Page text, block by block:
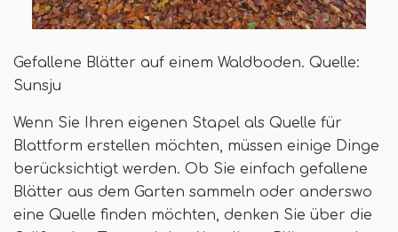
Gefallene Blätter auf einem Waldboden. Quelle:
Sunsju
Wenn Sie Ihren eigenen Stapel als Quelle für
Blattform erstellen möchten, müssen einige Dinge
berücksichtigt werden. Ob Sie einfach gefallene
Blätter aus dem Garten sammeln oder anderswo
eine Quelle finden möchten, denken Sie über die